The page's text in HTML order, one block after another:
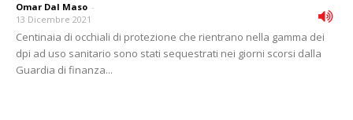
Omar Dal Maso -
13 Dicembre 2021
Centinaia di occhiali di protezione che rientrano nella gamma dei
dpi ad uso sanitario sono stati sequestrati nei giorni scorsi dalla
Guardia di finanza...